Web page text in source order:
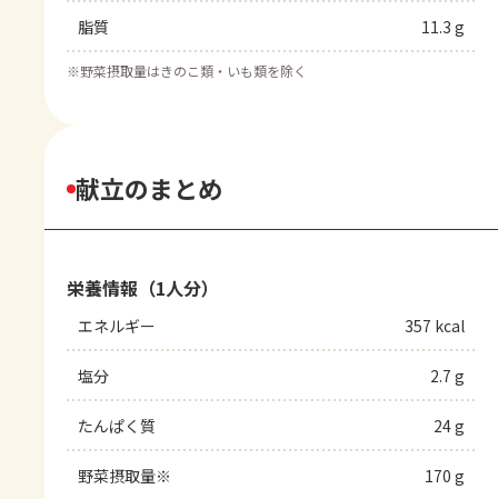
脂質 11.3 g
※野菜摂取量はきのこ類・いも類を除く
献立のまとめ
栄養情報（1人分）
エネルギー 357 kcal
塩分 2.7 g
たんぱく質 24 g
野菜摂取量※ 170 g